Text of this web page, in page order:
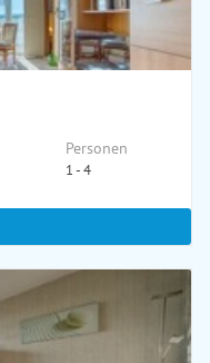
Personen
1 - 4